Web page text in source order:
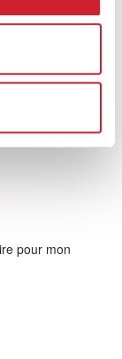
pour mon